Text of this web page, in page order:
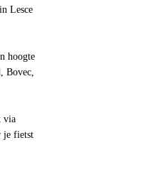
Lesce
hoogte
Bovec,
via
je fietst